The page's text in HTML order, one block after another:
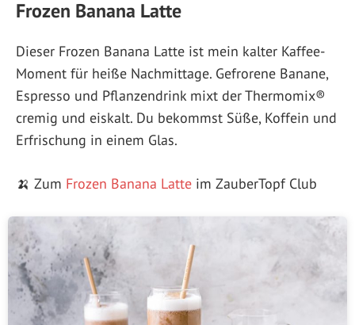
Frozen Banana Latte
Dieser Frozen Banana Latte ist mein kalter Kaffee-
Moment für heiße Nachmittage. Gefrorene Banane,
Espresso und Pflanzendrink mixt der Thermomix®
cremig und eiskalt. Du bekommst Süße, Koffein und
Erfrischung in einem Glas.
🍌 Zum Frozen Banana Latte im ZauberTopf Club